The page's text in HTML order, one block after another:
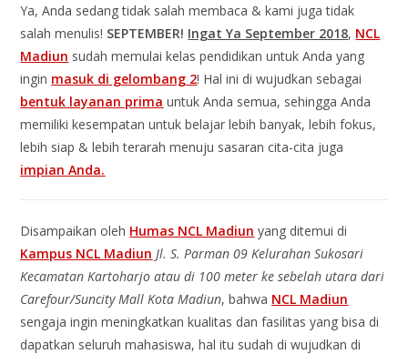
Ya, Anda sedang tidak salah membaca & kami juga tidak
salah menulis! SEPTEMBER! Ingat Ya September 2018, NCL
Madiun sudah memulai kelas pendidikan untuk Anda yang
ingin masuk di gelombang 2! Hal ini di wujudkan sebagai
bentuk layanan prima untuk Anda semua, sehingga Anda
memiliki kesempatan untuk belajar lebih banyak, lebih fokus,
lebih siap & lebih terarah menuju sasaran cita-cita juga
impian Anda.
Disampaikan oleh Humas NCL Madiun yang ditemui di
Kampus NCL Madiun Jl. S. Parman 09 Kelurahan Sukosari
Kecamatan Kartoharjo atau di 100 meter ke sebelah utara dari
Carefour/Suncity Mall Kota Madiun, bahwa NCL Madiun
sengaja ingin meningkatkan kualitas dan fasilitas yang bisa di
dapatkan seluruh mahasiswa, hal itu sudah di wujudkan di